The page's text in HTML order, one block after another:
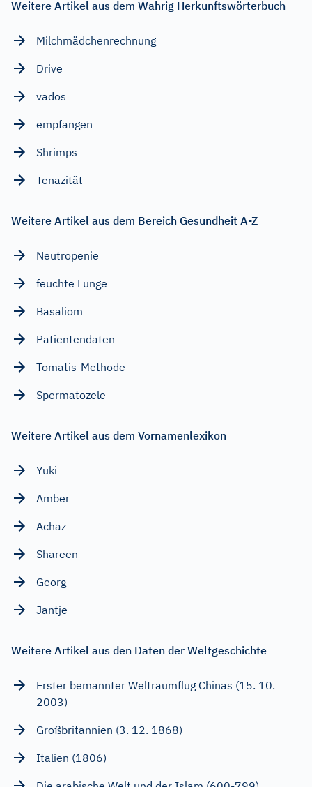
Weitere Artikel aus dem Wahrig Herkunftswörterbuch
Milchmädchenrechnung
Drive
vados
empfangen
Shrimps
Tenazität
Weitere Artikel aus dem Bereich Gesundheit A-Z
Neutropenie
feuchte Lunge
Basaliom
Patientendaten
Tomatis-Methode
Spermatozele
Weitere Artikel aus dem Vornamenlexikon
Yuki
Amber
Achaz
Shareen
Georg
Jantje
Weitere Artikel aus den Daten der Weltgeschichte
Erster bemannter Weltraumflug Chinas (15. 10.
2003)
Großbritannien (3. 12. 1868)
Italien (1806)